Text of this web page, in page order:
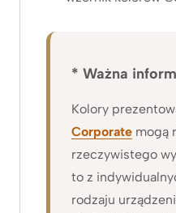
* Ważna
Kolory
Corporate mogą
rzeczywistego
to z
rodzaju